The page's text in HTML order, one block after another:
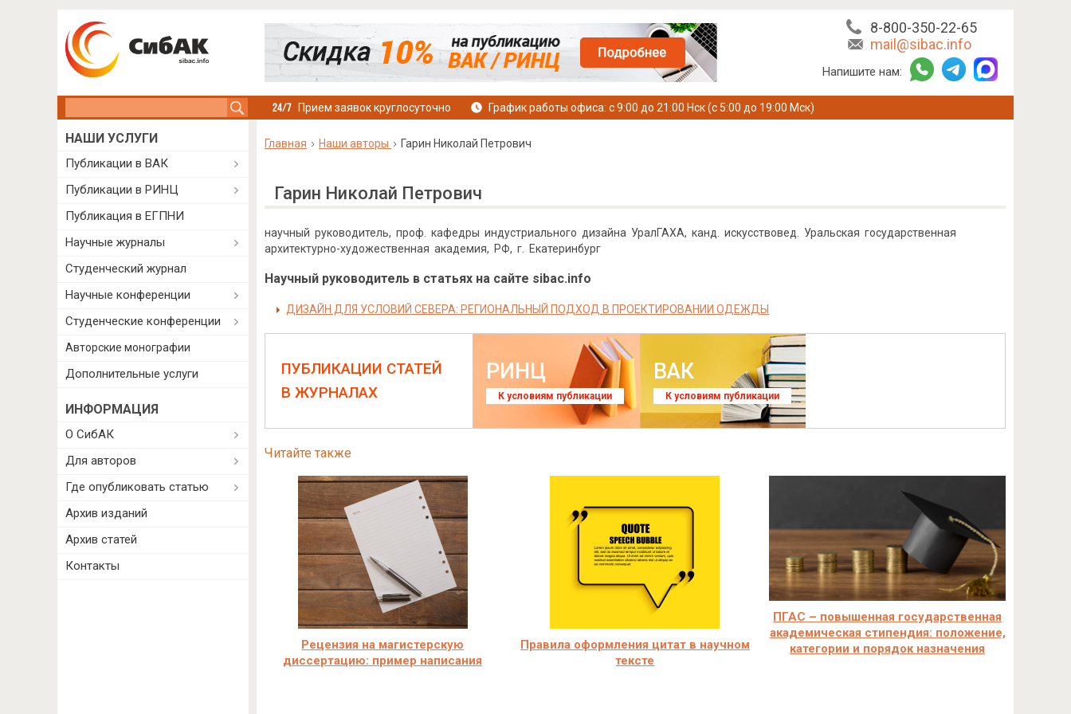
8-800-350-22-65
mail@sibac.info
Напишите нам:
Прием заявок круглосуточно График работы офиса: с 9:00 до 21:00 Нск (с 5:00 до 19:00 Мск)
Главная Наши авторы Гарин Николай Петрович
Гарин Николай Петрович
научный руководитель, проф. кафедры индустриального дизайна УралГАХА, канд. искусствовед. Уральская государственная
архитектурно-художественная академия, РФ, г. Екатеринбург
Научный руководитель в статьях на сайте sibac.info
ДИЗАЙН ДЛЯ УСЛОВИЙ СЕВЕРА: РЕГИОНАЛЬНЫЙ ПОДХОД В ПРОЕКТИРОВАНИИ ОДЕЖДЫ
ПУБЛИКАЦИИ СТАТЕЙ
В ЖУРНАЛАХ
РИНЦ
К условиям публикации
ВАК
К условиям публикации
Читайте также
Рецензия на магистерскую
диссертацию: пример написания
Правила оформления цитат в научном
тексте
ПГАС – повышенная государственная
академическая стипендия: положение,
категории и порядок назначения
НАШИ УСЛУГИ
Публикации в ВАК
Публикации в РИНЦ
Публикация в ЕГПНИ
Научные журналы
Студенческий журнал
Научные конференции
Студенческие конференции
Авторские монографии
Дополнительные услуги
ИНФОРМАЦИЯ
О СибАК
Для авторов
Где опубликовать статью
Архив изданий
Архив статей
Контакты